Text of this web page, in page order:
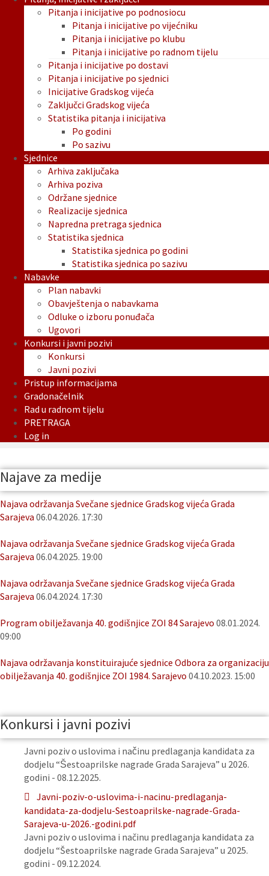
Pitanja i inicijative po podnosiocu
Pitanja i inicijative po vijećniku
Pitanja i inicijative po klubu
Pitanja i inicijative po radnom tijelu
Pitanja i inicijative po dostavi
Pitanja i inicijative po sjednici
Inicijative Gradskog vijeća
Zaključci Gradskog vijeća
Statistika pitanja i inicijativa
Po godini
Po sazivu
Sjednice
Arhiva zaključaka
Arhiva poziva
Održane sjednice
Realizacije sjednica
Napredna pretraga sjednica
Statistika sjednica
Statistika sjednica po godini
Statistika sjednica po sazivu
Nabavke
Plan nabavki
Obavještenja o nabavkama
Odluke o izboru ponuđača
Ugovori
Konkursi i javni pozivi
Konkursi
Javni pozivi
Pristup informacijama
Gradonačelnik
Rad u radnom tijelu
PRETRAGA
Log in
Najave za medije
Najava održavanja Svečane sjednice Gradskog vijeća Grada
Sarajeva 06.04.2026. 17:30
Najava održavanja Svečane sjednice Gradskog vijeća Grada
Sarajeva 06.04.2025. 19:00
Najava održavanja Svečane sjednice Gradskog vijeća Grada
Sarajeva 06.04.2024. 17:30
Program obilježavanja 40. godišnjice ZOI 84 Sarajevo 08.01.2024.
09:00
Najava održavanja konstituirajuće sjednice Odbora za organizaciju
obilježavanja 40. godišnjice ZOI 1984. Sarajevo 04.10.2023. 15:00
Konkursi i javni pozivi
Javni poziv o uslovima i načinu predlaganja kandidata za
dodjelu “Šestoaprilske nagrade Grada Sarajeva” u 2026.
godini - 08.12.2025.
Javni-poziv-o-uslovima-i-nacinu-predlaganja-
kandidata-za-dodjelu-Sestoaprilske-nagrade-Grada-
Sarajeva-u-2026.-godini.pdf
Javni poziv o uslovima i načinu predlaganja kandidata za
dodjelu “Šestoaprilske nagrade Grada Sarajeva” u 2025.
godini - 09.12.2024.